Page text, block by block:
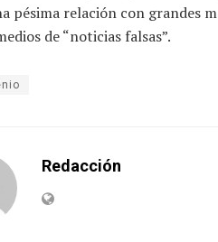
pésima relación con grandes
de “noticias falsas”.
Redacción